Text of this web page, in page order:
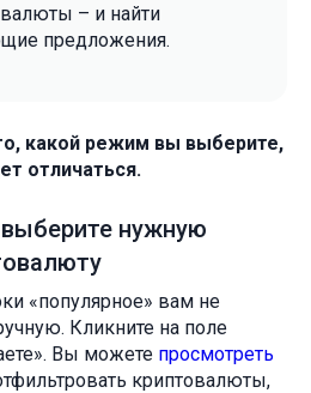
– и найти
предложения.
какой режим вы выберите,
отличаться.
нужную
«популярное» вам не
Кликните на поле
Вы можете просмотреть
криптовалюты,